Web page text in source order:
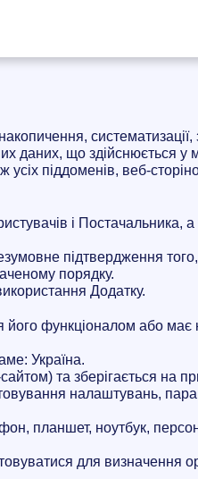
систематизації,
даних, що здійснюється у
піддоменів, веб-
і Постачальника, а
підтвердження
порядку.
Додатку.
його функціоналом або
Україна.
та зберігається на
налаштувань,
планшет, ноутбук,
для визначення